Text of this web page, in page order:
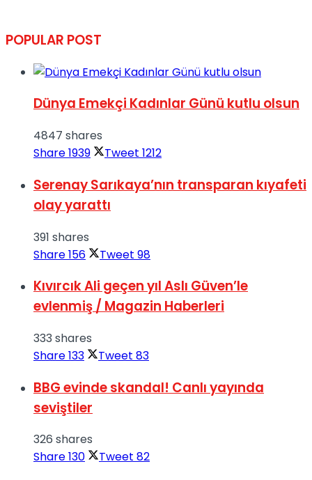
POPULAR POST
Dünya Emekçi Kadınlar Günü kutlu olsun
4847 shares
Share1939 Tweet 1212
Serenay Sarıkaya’nın transparan kıyafeti
olay yarattı
391 shares
Share156 Tweet 98
Kıvırcık Ali geçen yıl Aslı Güven’le
evlenmiş / Magazin Haberleri
333 shares
Share133 Tweet 83
BBG evinde skandal! Canlı yayında
seviştiler
326 shares
Share130 Tweet 82